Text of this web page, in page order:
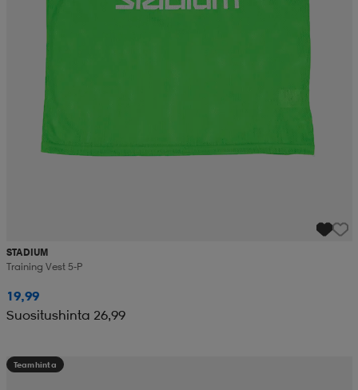
STADIUM
Training Vest 5-P
19,99
Suositushinta 26,99
Teamhinta